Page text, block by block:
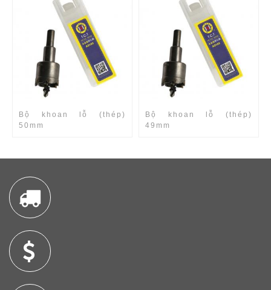
Bộ khoan lỗ (thép)
50mm
Bộ khoan lỗ (thép)
49mm